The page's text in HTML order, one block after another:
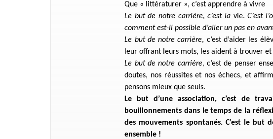
Que « littératurer », c’est apprendre à vivre
Le but de notre carrière, c’est lavie.C’est
comment est-il possible d’aller un pas en
Le but de notre carrière, c’est d’aider les
leur offrant leurs mots, les aident à trouver
Le but de notre carrière, c’est de penser
doutes, nos réussites et nos échecs, et
pensons mieux que seuls.
Le but d’une association, c’est de
bouillonnements dans le temps de la
des mouvements spontanés. C’est le but
ensemble !